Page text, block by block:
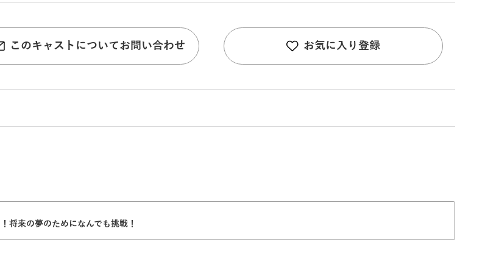
このキャストについてお問い合わせ お気に入り登録
将来の夢のためになんでも挑戦！